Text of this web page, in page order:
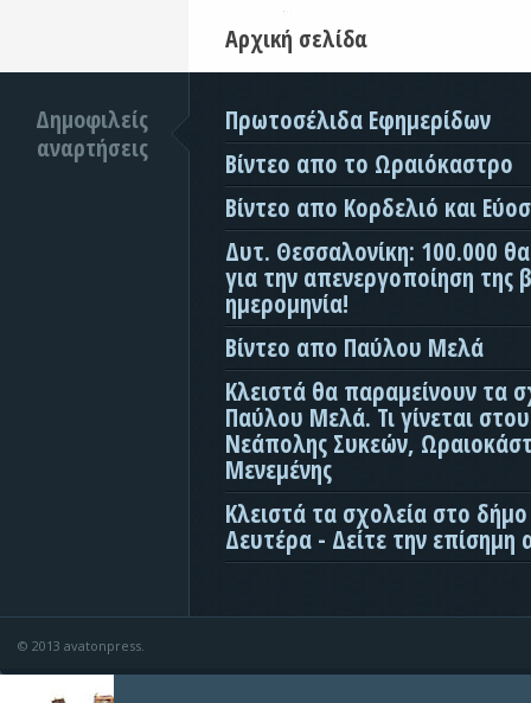
Αρχική σελίδα
Δημοφιλείς
αναρτήσεις
Πρωτοσέλιδα Εφημερίδων
Βίντεο απο το Ωραιόκαστρο
Βίντεο απο Κορδελιό και
Δυτ. Θεσσαλονίκη: 100.000
για την απενεργοποίηση της
ημερομηνία!
Βίντεο απο Παύλου Μελά
Κλειστά θα παραμείνουν τα
Παύλου Μελά. Τι γίνεται
Νεάπολης Συκεών,
Μενεμένης
Κλειστά τα σχολεία στο
Δευτέρα - Δείτε την επίσημη
© 2013 avatonpress.